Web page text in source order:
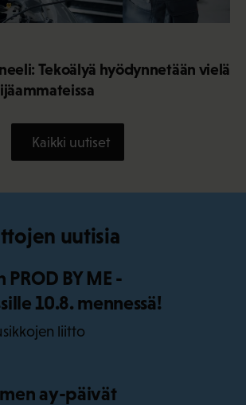
Tekoälyä hyödynnetään vielä
Kaikki uutiset
uutisia
PROD BY ME -
10.8. mennessä!
liitto
ay-päivät